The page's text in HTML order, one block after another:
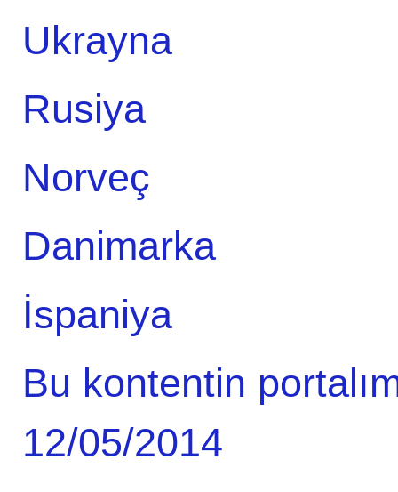
Ukrayna
Rusiya
Norveç
Danimarka
İspaniya
Bu kontentin
12/05/2014